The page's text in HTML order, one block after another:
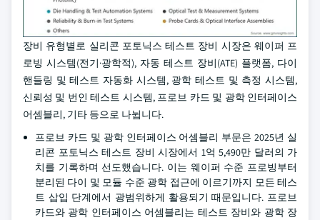
장비 유형별로 실리콘 포토닉스 테스트 장비 시장은 웨이퍼 프
로빙 시스템(전기·광학적), 자동 테스트 장비(ATE) 플랫폼, 다이
핸들링 및 테스트 자동화 시스템, 광학 테스트 및 측정 시스템,
신뢰성 및 번인 테스트 시스템, 프로브 카드 및 광학 인터페이스
어셈블리, 기타 등으로 나뉩니다.
프로브 카드 및 광학 인터페이스 어셈블리 부문은 2025년 실
리콘 포토닉스 테스트 장비 시장에서 1억 5,490만 달러의 가
치를 기록하며 선도했습니다. 이는 웨이퍼 수준 프로빙부터
분리된 다이 및 모듈 수준 광학 접근에 이르기까지 모든 테스
트 삽입 단계에서 광범위하게 활용되기 때문입니다. 프로브
카드와 광학 인터페이스 어셈블리는 테스트 장비와 광학 장